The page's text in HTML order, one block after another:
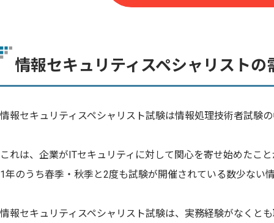
情報セキュリティスペシャリストの
情報セキュリティスペシャリスト試験は情報処理技術者試験
これは、企業がITセキュリティに対して関心を寄せ始めたこ
1年のうち春季・秋季と2度も試験が開催されている数少ない
情報セキュリティスペシャリスト試験は、実務経験がなくと